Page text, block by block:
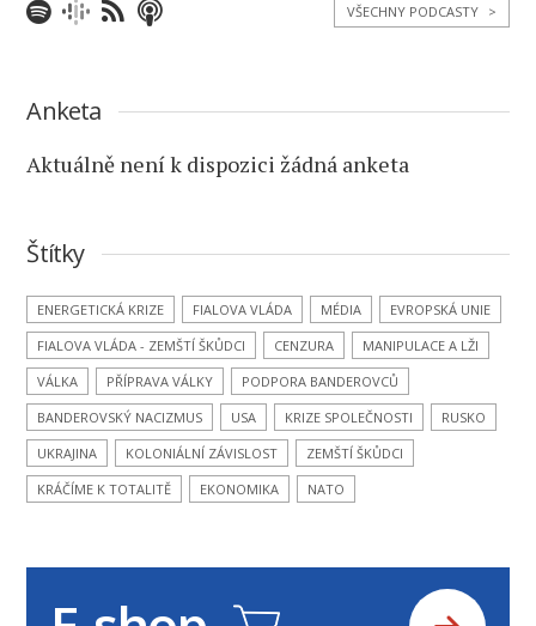
VŠECHNY PODCASTY >
Anketa
Aktuálně není k dispozici žádná anketa
Štítky
ENERGETICKÁ KRIZE FIALOVA VLÁDA MÉDIA
EVROPSKÁ UNIE
FIALOVA VLÁDA - ZEMŠTÍ ŠKŮDCI
CENZURA
MANIPULACE A LŽI
VÁLKA
PŘÍPRAVA VÁLKY
PODPORA BANDEROVCŮ
BANDEROVSKÝ NACIZMUS
USA KRIZE SPOLEČNOSTI
RUSKO
UKRAJINA
KOLONIÁLNÍ ZÁVISLOST
ZEMŠTÍ ŠKŮDCI
KRÁČÍME K TOTALITĚ
EKONOMIKA NATO